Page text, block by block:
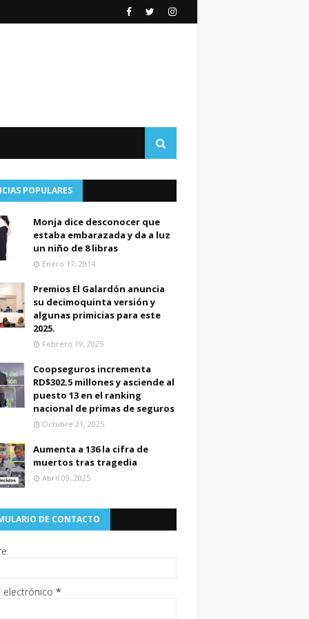
POPULARES
Monja dice desconocer que
estaba embarazada y da a luz
un niño de 8 libras
Enero 17, 2014
Premios El Galardón anuncia
su decimoquinta versión y
algunas primicias para este
2025.
Febrero 19, 2025
Coopseguros incrementa
RD$302.5 millones y asciende al
puesto 13 en el ranking
nacional de primas de seguros
Octubre 21, 2025
Aumenta a 136 la cifra de
muertos tras tragedia
Abril 09, 2025
DE CONTACTO
electrónico *